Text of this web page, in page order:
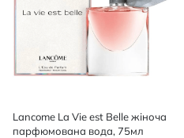
Lancome La Vie est Belle жіноча
парфюмована вода, 75мл